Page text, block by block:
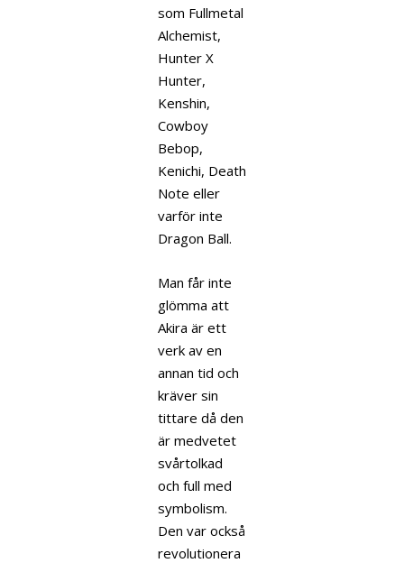
som Fullmetal
Alchemist,
Hunter X
Hunter,
Kenshin,
Cowboy
Bebop,
Kenichi, Death
Note eller
varför inte
Dragon Ball.
Man får inte
glömma att
Akira är ett
verk av en
annan tid och
kräver sin
tittare då den
är medvetet
svårtolkad
och full med
symbolism.
Den var också
revolutionera